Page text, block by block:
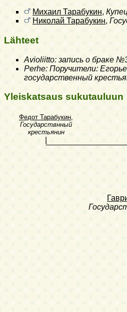
Михаил Тарабукин,
Николай Тарабукин,
Lähteet
Avioliitto: запись о браке
Perhe: Поручители:
государственный
Yleiskatsaus sukutauluun
Федот Тарабукин,
Государствнный
крестьянин